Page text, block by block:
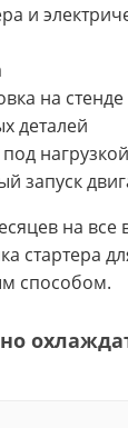
и
на стенде
деталей
запуск
на все
стартера
способом.